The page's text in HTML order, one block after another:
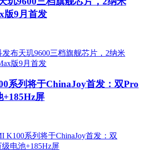
版9月首发
系列将于ChinaJoy首发：双Pro
+185Hz屏